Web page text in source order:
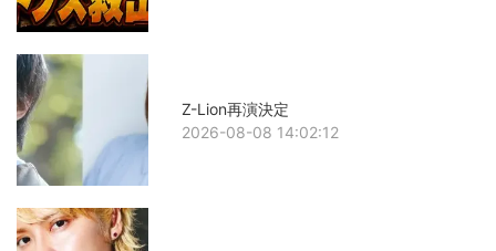
Z-Lion再演決定
2026-08-08 14:02:12